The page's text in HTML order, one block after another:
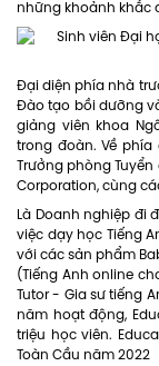
những khoảnh khắc
Đại diện phía nhà
Đào tạo bồi dưỡng
giảng viên khoa
trong đoàn. Về
Trưởng phòng
Corporation, cùng
Là Doanh nghiệp đi
việc dạy học Tiếng
với các sản phẩm
(Tiếng Anh online
Tutor - Gia sư tiếng
năm hoạt động,
triệu học viên.
Toàn Cầu năm 2022